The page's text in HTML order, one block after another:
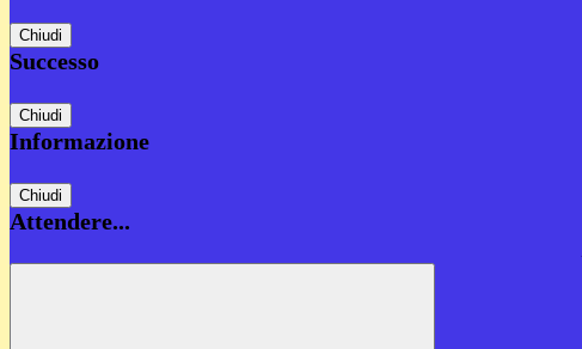
Chiudi
Successo
Chiudi
Informazione
Chiudi
Attendere...